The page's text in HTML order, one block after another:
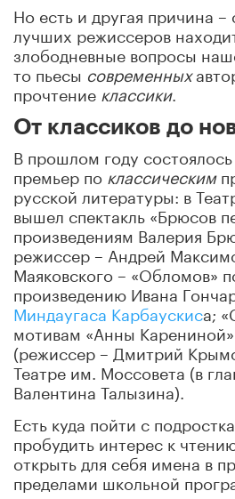
Но есть и другая причина
лучших режиссеров
злободневные вопросы
то пьесы современных
прочтение классики.
От классиков до
В прошлом году
премьер по классическим
русской литературы: в
вышел спектакль «Брюсов
произведениям Валерия
режиссер – Андрей
Маяковского – «Обломов»
произведению Ивана
Миндаугаса Карбаускиса;
мотивам «Анны
(режиссер – Дмитрий
Театре им. Моссовета (в
Валентина Талызина).
Есть куда пойти с
пробудить интерес к
открыть для себя имена в
пределами школьной